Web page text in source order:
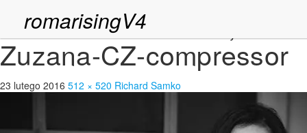
romarisingV4
5467-69-Gaboravá,-
Zuzana-CZ-compressor
23 lutego 2016 512 × 520 Richard Samko